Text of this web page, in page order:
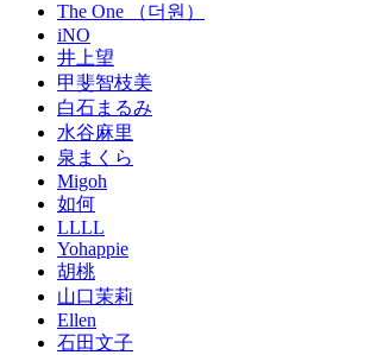
The One （더원）
iNO
井上望
甲斐智枝美
白石まるみ
水谷麻里
泉まくら
Migoh
如何
LLLL
Yohappie
胡桃
山口茉莉
Ellen
石田文子